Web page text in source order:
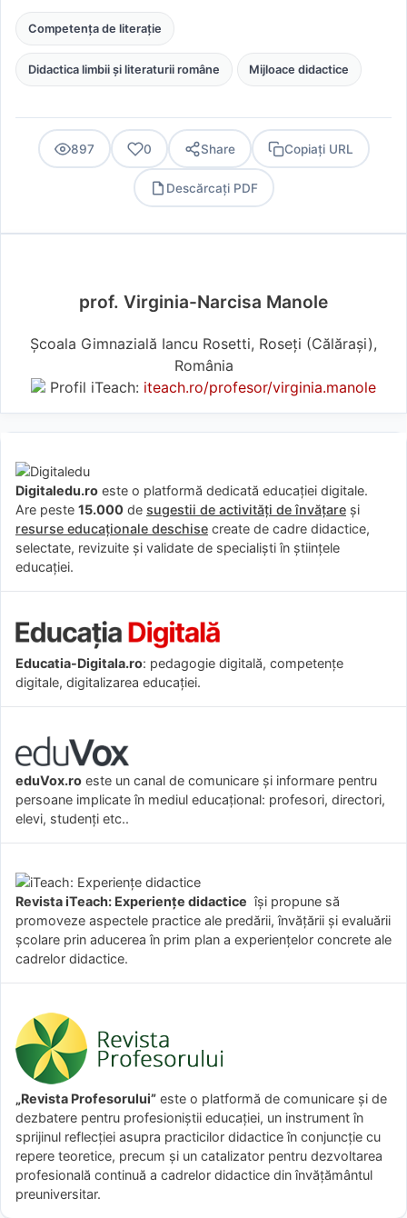
Competența de literație
Didactica limbii și literaturii române Mijloace didactice
897 0 Share Copiați URL
Descărcați PDF
prof. Virginia-Narcisa Manole
Școala Gimnazială Iancu Rosetti, Roseți (Călărași),
România
Profil iTeach: iteach.ro/profesor/virginia.manole
Digitaledu.ro este o platformă dedicată educației digitale.
Are peste 15.000 de sugestii de activități de învățare și
resurse educaționale deschise create de cadre didactice,
selectate, revizuite și validate de specialiști în științele
educației.
Educatia-Digitala.ro: pedagogie digitală, competențe
digitale, digitalizarea educației.
eduVox.ro este un canal de comunicare și informare pentru
persoane implicate în mediul educațional: profesori, directori,
elevi, studenți etc..
Revista iTeach: Experienţe didactice îşi propune să
promoveze aspectele practice ale predării, învăţării şi evaluării
şcolare prin aducerea în prim plan a experienţelor concrete ale
cadrelor didactice.
„Revista Profesorului” este o platformă de comunicare și de
dezbatere pentru profesioniștii educației, un instrument în
sprijinul reflecției asupra practicilor didactice în conjuncție cu
repere teoretice, precum și un catalizator pentru dezvoltarea
profesională continuă a cadrelor didactice din învățământul
preuniversitar.